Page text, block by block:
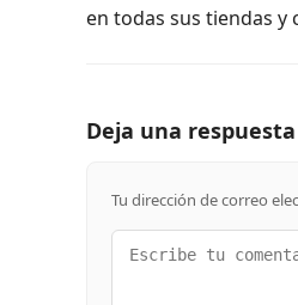
en todas sus tiendas y
Deja una respuesta
Tu dirección de correo